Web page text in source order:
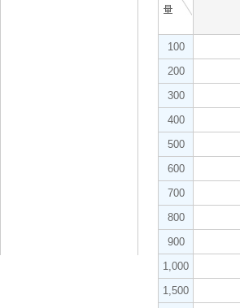
100
200
300
400
500
600
700
800
900
1,000
1,500